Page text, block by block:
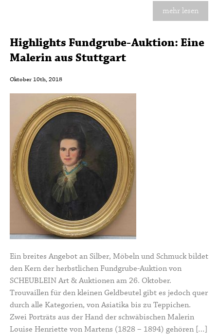
mehr lesen
Highlights Fundgrube-Auktion: Eine
Malerin aus Stuttgart
Oktober 10th, 2018
Ein breites Angebot an Silber, Möbeln und Schmuck bildet
den Kern der herbstlichen Fundgrube-Auktion von
SCHEUBLEIN Art & Auktionen am 26. Oktober.
Trouvaillen für den kleinen Geldbeutel gibt es jedoch quer
durch alle Kategorien, von Asiatika bis zu Teppichen.
Zwei Porträts aus der Hand der schwäbischen Malerin
Louise Henriette von Martens (1828 – 1894) gehören […]